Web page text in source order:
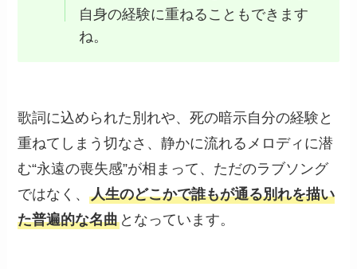
自身の経験に重ねることもできます
ね。
歌詞に込められた別れや、死の暗示自分の経験と
重ねてしまう切なさ、静かに流れるメロディに潜
む“永遠の喪失感”が相まって、ただのラブソング
ではなく、人生のどこかで誰もが通る別れを描い
た普遍的な名曲 となっています。